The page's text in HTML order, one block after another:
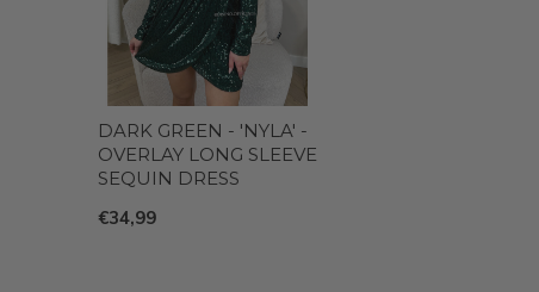
DARK GREEN - 'NYLA' -
OVERLAY LONG SLEEVE
SEQUIN DRESS
€34,99